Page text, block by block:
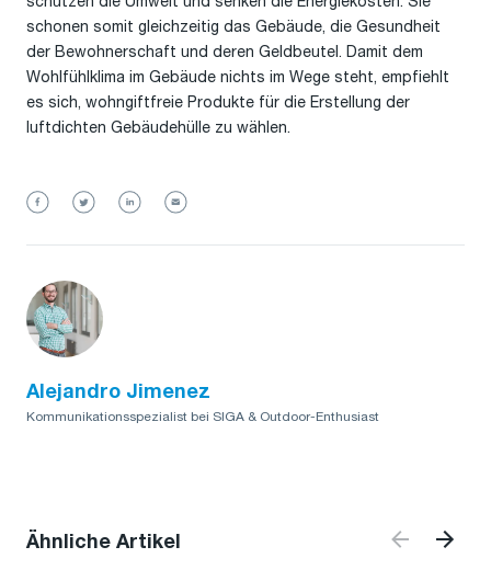
schonen somit gleichzeitig das Gebäude, die Gesundheit
der Bewohnerschaft und deren Geldbeutel. Damit dem
Wohlfühlklima im Gebäude nichts im Wege steht, empfiehlt
es sich, wohngiftfreie Produkte für die Erstellung der
luftdichten Gebäudehülle zu wählen.
Alejandro Jimenez
Kommunikationsspezialist bei SIGA & Outdoor-Enthusiast
Ähnliche Artikel